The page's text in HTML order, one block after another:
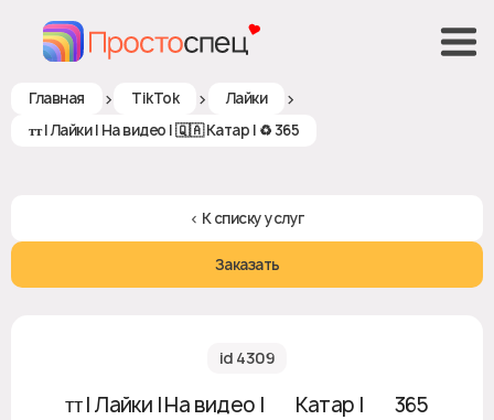
Главная > TikTok > Лайки >
ᴛᴛ | Лайки | На видео | 🇶🇦 Катар | ♻ 365
< К списку услуг
Заказать
id 4309
ᴛᴛ | Лайки | На видео | 🇶🇦 Катар | ♻ 365